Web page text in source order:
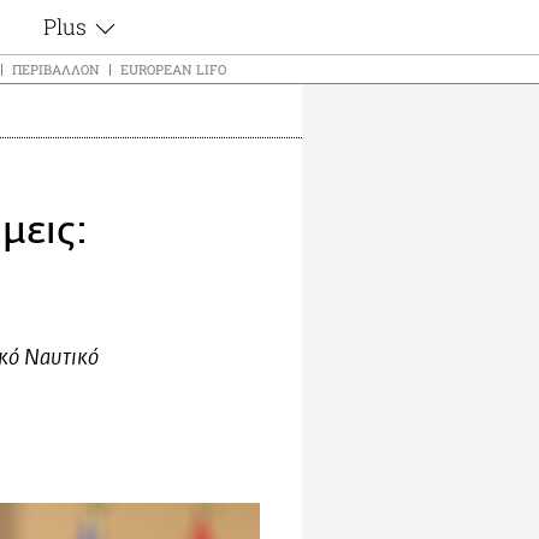
Plus
Θέματα
Εξομολογήσεις
Blogs
Lgbtqi+
ΠΕΡΙΒΆΛΛΟΝ EUROPEAN LIFO
Ναυτικό